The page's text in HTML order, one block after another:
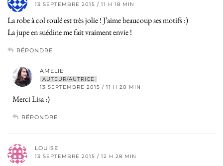
13 SEPTEMBRE 2015 / 11 H 18 MIN
La robe à col roulé est très jolie ! J’aime beaucoup ses motifs :)
La jupe en suédine me fait vraiment envie !
RÉPONDRE
AMELIE
AUTEUR/AUTRICE
13 SEPTEMBRE 2015 / 11 H 20 MIN
Merci Lisa :)
RÉPONDRE
LOUISE
13 SEPTEMBRE 2015 / 12 H 28 MIN